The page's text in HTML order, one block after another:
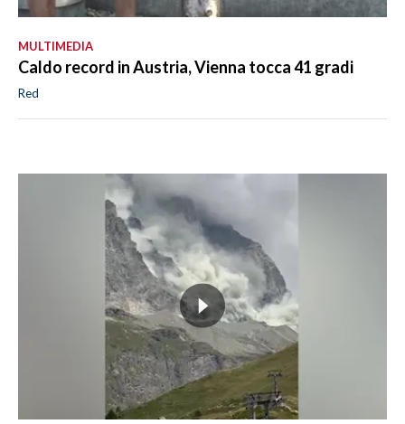
MULTIMEDIA
Caldo record in Austria, Vienna tocca 41 gradi
Red